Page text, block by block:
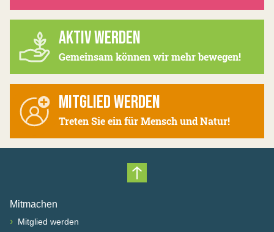
AKTIV WERDEN
Gemeinsam können wir mehr bewegen!
MITGLIED WERDEN
Treten Sie ein für Mensch und Natur!
Nach oben scrollen
Mitmachen
› Mitglied werden